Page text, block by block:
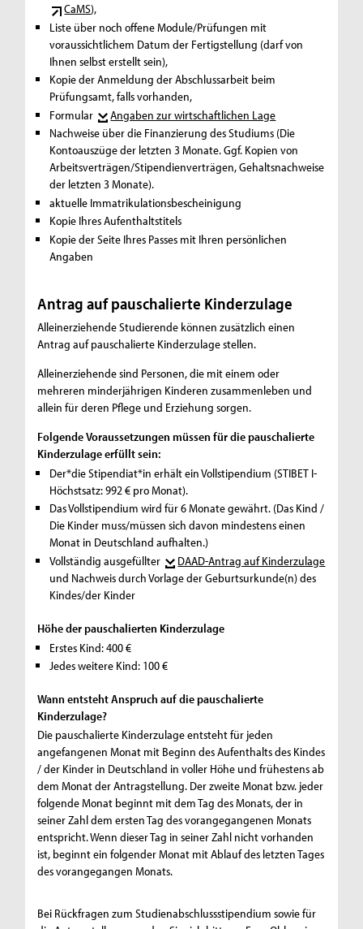
CaMS),
Liste über noch offene Module/Prüfungen mit
voraussichtlichem Datum der Fertigstellung (darf von
Ihnen selbst erstellt sein),
Kopie der Anmeldung der Abschlussarbeit beim
Prüfungsamt, falls vorhanden,
Formular
Angaben zur wirtschaftlichen Lage
Nachweise über die Finanzierung des Studiums (Die
Kontoauszüge der letzten 3 Monate. Ggf. Kopien von
Arbeitsverträgen/Stipendienverträgen, Gehaltsnachweise
der letzten 3 Monate).
aktuelle Immatrikulationsbescheinigung
Kopie Ihres Aufenthaltstitels
Kopie der Seite Ihres Passes mit Ihren persönlichen
Angaben
Antrag auf pauschalierte Kinderzulage
Alleinerziehende Studierende können zusätzlich einen
Antrag auf pauschalierte Kinderzulage stellen.
Alleinerziehende sind Personen, die mit einem oder
mehreren minderjährigen Kinderen zusammenleben und
allein für deren Pflege und Erziehung sorgen.
Folgende Voraussetzungen müssen für die pauschalierte
Kinderzulage erfüllt sein:
Der*die Stipendiat*in erhält ein Vollstipendium (STIBET I-
Höchstsatz: 992 € pro Monat).
Das Vollstipendium wird für 6 Monate gewährt. (Das Kind /
Die Kinder muss/müssen sich davon mindestens einen
Monat in Deutschland aufhalten.)
Vollständig ausgefüllter
DAAD-Antrag auf Kinderzulage
und Nachweis durch Vorlage der Geburtsurkunde(n) des
Kindes/der Kinder
Höhe der pauschalierten Kinderzulage
Erstes Kind: 400 €
Jedes weitere Kind: 100 €
Wann entsteht Anspruch auf die pauschalierte
Kinderzulage?
Die pauschalierte Kinderzulage entsteht für jeden
angefangenen Monat mit Beginn des Aufenthalts des Kindes
/ der Kinder in Deutschland in voller Höhe und frühestens ab
dem Monat der Antragstellung. Der zweite Monat bzw. jeder
folgende Monat beginnt mit dem Tag des Monats, der in
seiner Zahl dem ersten Tag des vorangegangenen Monats
entspricht. Wenn dieser Tag in seiner Zahl nicht vorhanden
ist, beginnt ein folgender Monat mit Ablauf des letzten Tages
des vorangegangen Monats.
Bei Rückfragen zum Studienabschlussstipendium sowie für